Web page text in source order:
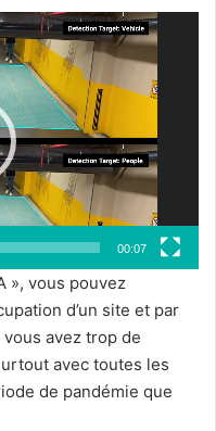
00:07
», vous pouvez
d’un site et par
avez trop de
avec toutes les
de pandémie que